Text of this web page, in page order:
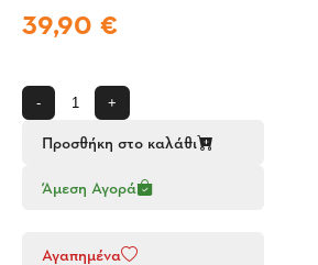
39,90 €
- +
Προσθήκη στο καλάθι
Άμεση Αγορά
Αγαπημένα